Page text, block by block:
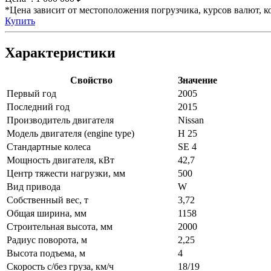
*Цена зависит от местоположения погрузчика, курсов валют,
Купить
Характеристики
Свойство
Значение
Первый год
2005
Последний год
2015
Производитель двигателя
Nissan
Модель двигателя (engine type)
H 25
Стандартные колеса
SE 4
Мощность двигателя, кВт
42,7
Центр тяжести нагрузки, мм
500
Вид привода
W
Собственный вес, т
3,72
Общая ширина, мм
1158
Строительная высота, мм
2000
Радиус поворота, м
2,25
Высота подъема, м
4
Скорость с/без груза, км/ч
18/19